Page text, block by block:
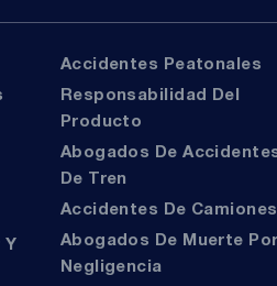
Accidentes Peatonales
Responsabilidad Del
Producto
Abogados De Accidentes
De Tren
Accidentes De Camiones
Abogados De Muerte Por
Negligencia